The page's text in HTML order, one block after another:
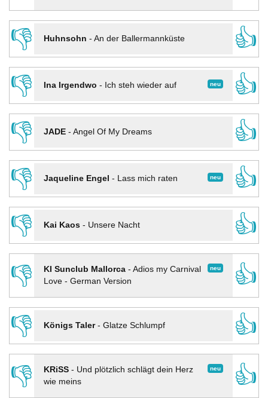
👎
Huhnsohn - An der Ballermannküste
👍
👎
neu
Ina Irgendwo - Ich steh wieder auf
👍
👎
JADE- Angel Of My Dreams
👍
👎
neu
Jaqueline Engel - Lass mich raten
👍
👎
Kai Kaos- Unsere Nacht
👍
👎
neu
KI Sunclub Mallorca- Adios my Carnival
Love - German Version
👍
👎
Königs Taler- Glatze Schlumpf
👍
👎
neu
KRiSS- Und plötzlich schlägt dein Herz
wie meins
👍